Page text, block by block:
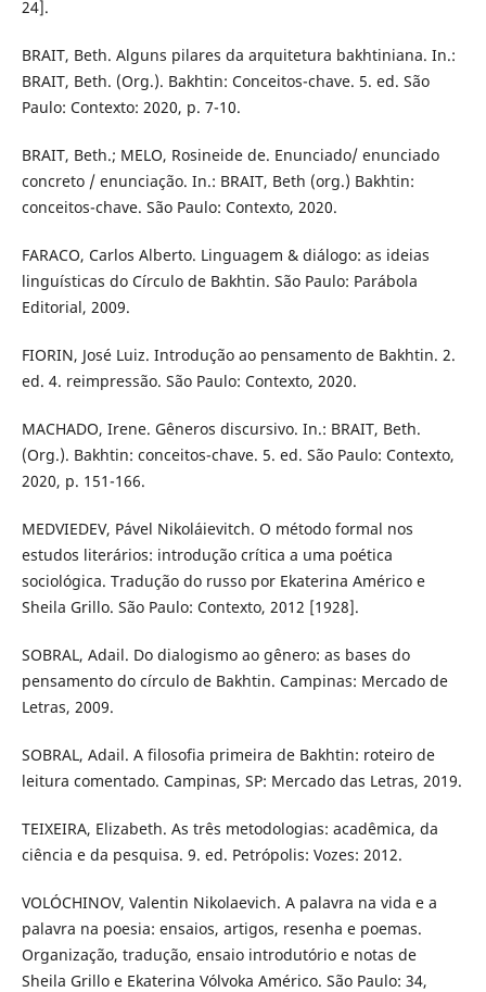
24].
BRAIT, Beth. Alguns pilares da arquitetura bakhtiniana. In.:
BRAIT, Beth. (Org.). Bakhtin: Conceitos-chave. 5. ed. São
Paulo: Contexto: 2020, p. 7-10.
BRAIT, Beth.; MELO, Rosineide de. Enunciado/ enunciado
concreto / enunciação. In.: BRAIT, Beth (org.) Bakhtin:
conceitos-chave. São Paulo: Contexto, 2020.
FARACO, Carlos Alberto. Linguagem & diálogo: as ideias
linguísticas do Círculo de Bakhtin. São Paulo: Parábola
Editorial, 2009.
FIORIN, José Luiz. Introdução ao pensamento de Bakhtin. 2.
ed. 4. reimpressão. São Paulo: Contexto, 2020.
MACHADO, Irene. Gêneros discursivo. In.: BRAIT, Beth.
(Org.). Bakhtin: conceitos-chave. 5. ed. São Paulo: Contexto,
2020, p. 151-166.
MEDVIEDEV, Pável Nikoláievitch. O método formal nos
estudos literários: introdução crítica a uma poética
sociológica. Tradução do russo por Ekaterina Américo e
Sheila Grillo. São Paulo: Contexto, 2012 [1928].
SOBRAL, Adail. Do dialogismo ao gênero: as bases do
pensamento do círculo de Bakhtin. Campinas: Mercado de
Letras, 2009.
SOBRAL, Adail. A filosofia primeira de Bakhtin: roteiro de
leitura comentado. Campinas, SP: Mercado das Letras, 2019.
TEIXEIRA, Elizabeth. As três metodologias: acadêmica, da
ciência e da pesquisa. 9. ed. Petrópolis: Vozes: 2012.
VOLÓCHINOV, Valentin Nikolaevich. A palavra na vida e a
palavra na poesia: ensaios, artigos, resenha e poemas.
Organização, tradução, ensaio introdutório e notas de
Sheila Grillo e Ekaterina Vólvoka Américo. São Paulo: 34,